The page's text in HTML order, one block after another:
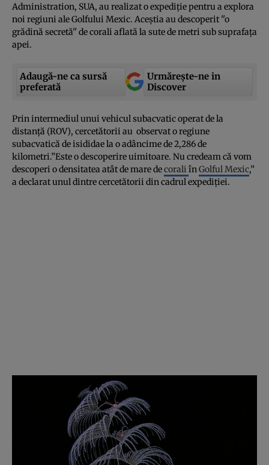
Administration, SUA, au realizat o expediţie pentru a explora
noi regiuni ale Golfului Mexic. Aceştia au descoperit ''o
grădină secretă'' de corali aflată la sute de metri sub suprafaţa
apei.
Adaugă-ne ca sursă
preferată
Urmărește-ne in
Discover
Prin intermediul unui vehicul subacvatic operat de la
distanţă (ROV), cercetătorii au observat o regiune
subacvatică de isididae la o adâncime de 2,286 de
kilometri.”Este o descoperire uimitoare. Nu credeam că vom
descoperi o densitatea atât de mare decorali înGolful Mexic,”
a declarat unul dintre cercetătorii din cadrul expediţiei.